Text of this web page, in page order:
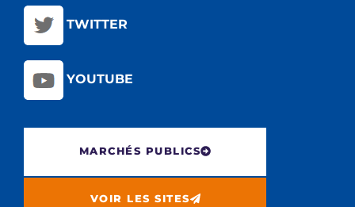
TWITTER
YOUTUBE
MARCHÉS PUBLICS
VOIR LES SITES